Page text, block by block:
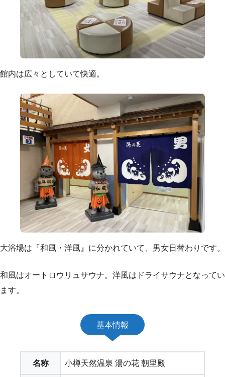
館内は広々としていて快適。
大浴場は『和風・洋風』に分かれていて、男女日替わりです。
和風はオートロウリュサウナ。洋風はドライサウナとなってい
ます。
基本情報
名称 小樽天然温泉 湯の花 朝里殿